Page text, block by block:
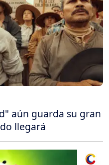
aún guarda su gran
llegará